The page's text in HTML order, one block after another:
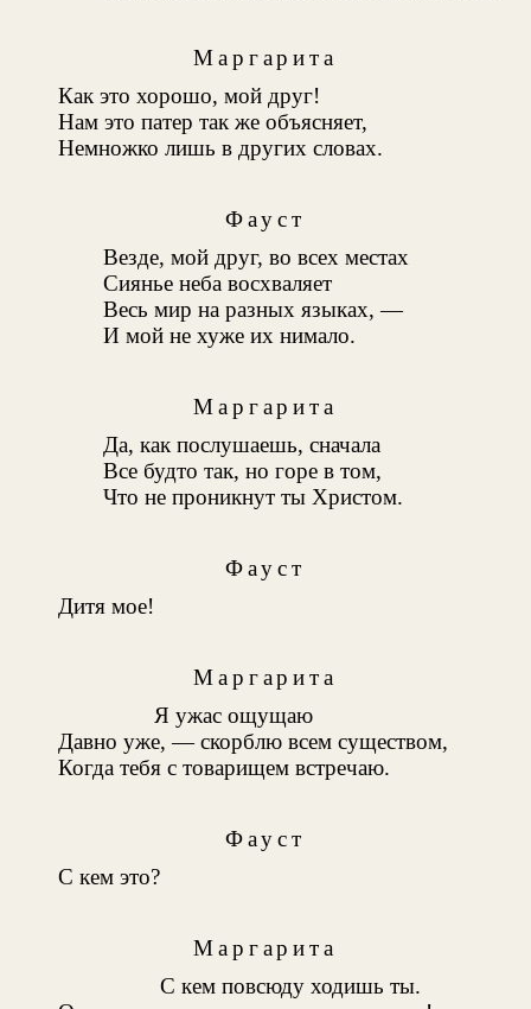
Маргарита
Как это хорошо, мой друг!
Нам это патер так же объясняет,
Немножко лишь в других словах.
Фауст
Везде, мой друг, во всех местах
Сиянье неба восхваляет
Весь мир на разных языках, —
И мой не хуже их нимало.
Маргарита
Да, как послушаешь, сначала
Все будто так, но горе в том,
Что не проникнут ты Христом.
Фауст
Дитя мое!
Маргарита
Я ужас ощущаю
Давно уже, — скорблю всем существом,
Когда тебя с товарищем встречаю.
Фауст
С кем это?
Маргарита
С кем повсюду ходишь ты.